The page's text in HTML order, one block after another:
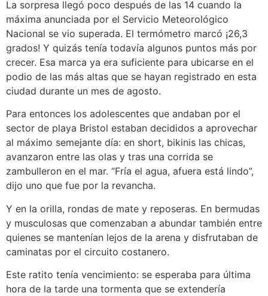
La sorpresa llegó poco después de las 14 cuando la
máxima anunciada por el Servicio Meteorológico
Nacional se vio superada. El termómetro marcó ¡26,3
grados! Y quizás tenía todavía algunos puntos más por
crecer. Esa marca ya era suficiente para ubicarse en el
podio de las más altas que se hayan registrado en esta
ciudad durante un mes de agosto.
Para entonces los adolescentes que andaban por el
sector de playa Bristol estaban decididos a aprovechar
al máximo semejante día: en short, bikinis las chicas,
avanzaron entre las olas y tras una corrida se
zambulleron en el mar. “Fría el agua, afuera está lindo”,
dijo uno que fue por la revancha.
Y en la orilla, rondas de mate y reposeras. En bermudas
y musculosas que comenzaban a abundar también entre
quienes se mantenían lejos de la arena y disfrutaban de
caminatas por el circuito costanero.
Este ratito tenía vencimiento: se esperaba para última
hora de la tarde una tormenta que se extendería